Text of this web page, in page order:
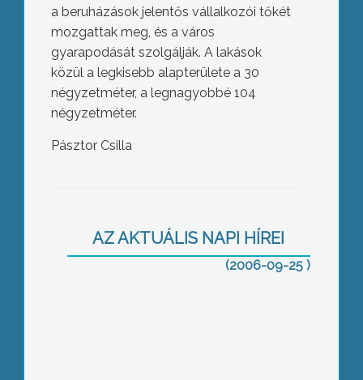
a beruházások jelentős vállalkozói tőkét
mozgattak meg, és a város
gyarapodását szolgálják. A lakások
közül a legkisebb alapterülete a 30
négyzetméter, a legnagyobbé 104
négyzetméter.
Pásztor Csilla
AZ AKTUÁLIS NAPI HÍREI
(2006-09-25 )